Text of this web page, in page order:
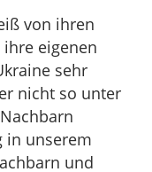
von ihren
eigenen
sehr
nicht so unter
in unserem
und